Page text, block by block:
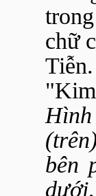
chữ
bên